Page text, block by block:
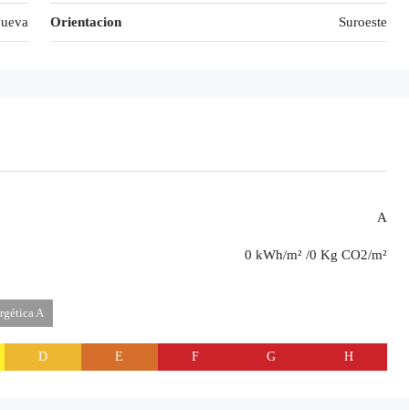
Orientacion Suroeste
A
0 kWh/m² /0 Kg CO2/m²
A
D E F G H